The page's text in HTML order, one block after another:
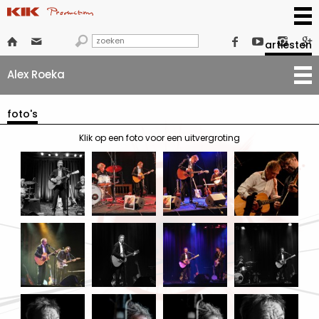
      
artiesten
Alex Roeka
foto's
Klik op een foto voor een uitvergroting